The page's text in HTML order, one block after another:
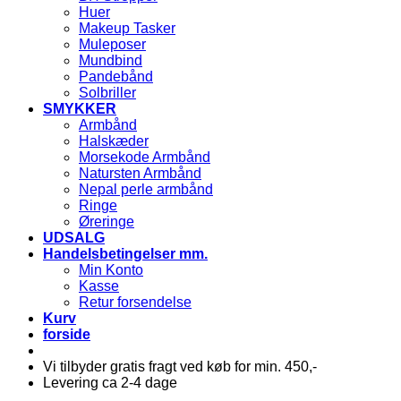
Huer
Makeup Tasker
Muleposer
Mundbind
Pandebånd
Solbriller
SMYKKER
Armbånd
Halskæder
Morsekode Armbånd
Natursten Armbånd
Nepal perle armbånd
Ringe
Øreringe
UDSALG
Handelsbetingelser mm.
Min Konto
Kasse
Retur forsendelse
Kurv
forside
Vi tilbyder gratis fragt ved køb for min. 450,-
Levering ca 2-4 dage